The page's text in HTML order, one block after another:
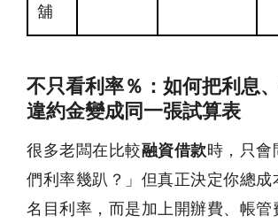
舖
不只看利率％：如何把利息
違約金變成同一張試算表
很多老闆在比較融資借款時，只會
們利率幾趴？」但真正決定你總成
名目利率，而是加上開辦費、帳管